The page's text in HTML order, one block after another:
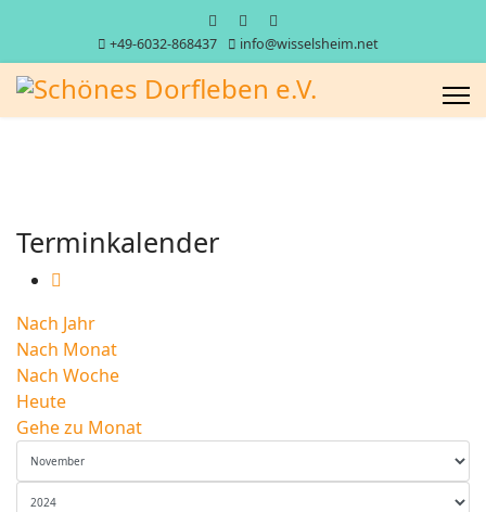
+49-6032-868437 info@wisselsheim.net
Terminkalender
Nach Jahr
Nach Monat
Nach Woche
Heute
Gehe zu Monat